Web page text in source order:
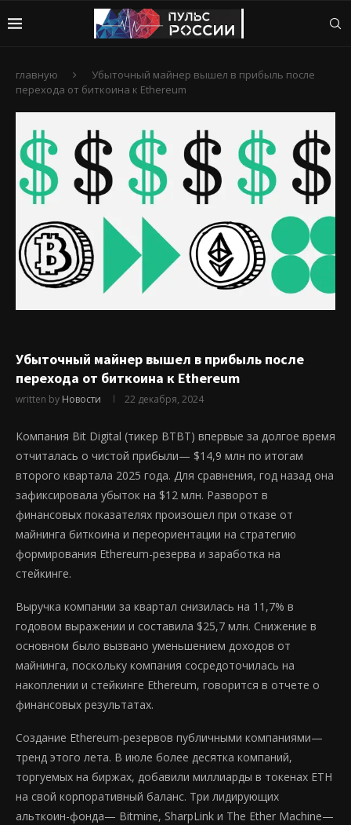
главную
Убыточный майнер вышел в прибыль после
перехода от биткоина к Ethereum
Убыточный майнер вышел в прибыль после
перехода от биткоина к Ethereum
written by Новости 22 декабря, 2024
Компания Bit Digital (тикер BTBT) впервые за долгое время
отчиталась о чистой прибыли— $14,9 млн по итогам
второго квартала 2025 года. Для сравнения, год назад она
зафиксировала убыток на $12 млн. Разворот в
финансовых показателях произошел при отказе от
майнинга биткоина и переориентации на стратегию
формирования Ethereum-резерва и заработка на
стейкинге.
Выручка компании за квартал снизилась на 11,7% в
годовом выражении и составила $25,7 млн. Снижение в
основном было вызвано уменьшением доходов от
майнинга, поскольку компания сосредоточилась на
накоплении и стейкинге Ethereum, говорится в отчете о
финансовых результатах.
Создание Ethereum-резервов публичными компаниями—
тренд этого лета. В июле более десятка компаний,
торгуемых на биржах, добавили миллиарды в токенах ETH
на свой корпоративный баланс. Три лидирующих
альткоин-фонда— Bitmine, SharpLink и The Ether Machine—